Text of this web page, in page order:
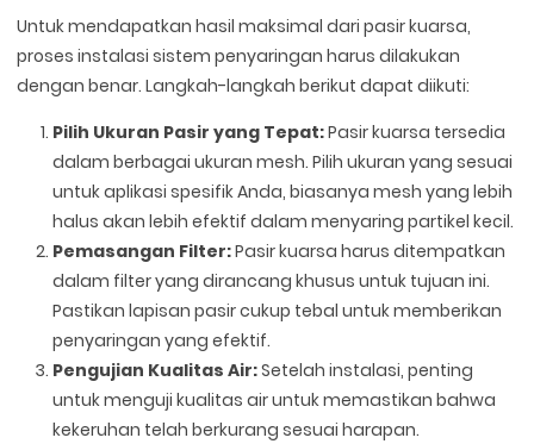
Untuk mendapatkan hasil maksimal dari pasir kuarsa,
proses instalasi sistem penyaringan harus dilakukan
dengan benar. Langkah-langkah berikut dapat diikuti:
Pilih Ukuran Pasir yang Tepat:Pasir kuarsa tersedia
dalam berbagai ukuran mesh. Pilih ukuran yang sesuai
untuk aplikasi spesifik Anda, biasanya mesh yang lebih
halus akan lebih efektif dalam menyaring partikel kecil.
Pemasangan Filter:Pasir kuarsa harus ditempatkan
dalam filter yang dirancang khusus untuk tujuan ini.
Pastikan lapisan pasir cukup tebal untuk memberikan
penyaringan yang efektif.
Pengujian Kualitas Air:Setelah instalasi, penting
untuk menguji kualitas air untuk memastikan bahwa
kekeruhan telah berkurang sesuai harapan.